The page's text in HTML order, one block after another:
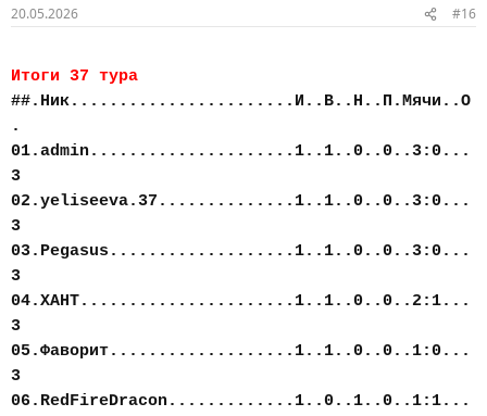
20.05.2026 #16
Итоги 37 тура
##.Ник.......................И..В..Н..П.Мячи..О
.
01.admin.....................1..1..0..0..3:0...
3
02.yeliseeva.37..............1..1..0..0..3:0...
3
03.Pegasus...................1..1..0..0..3:0...
3
04.ХАНТ......................1..1..0..0..2:1...
3
05.Фаворит...................1..1..0..0..1:0...
3
06.RedFireDracon.............1..0..1..0..1:1...